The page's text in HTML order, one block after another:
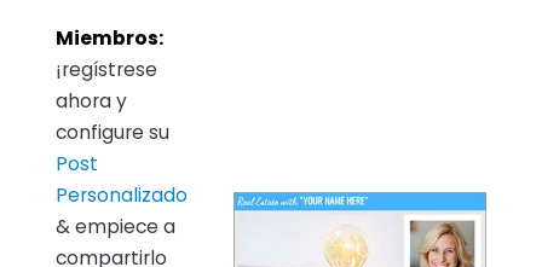
Miembros:
¡regístrese
ahora y
configure su
Post
Personalizado
& empiece a
compartirlo